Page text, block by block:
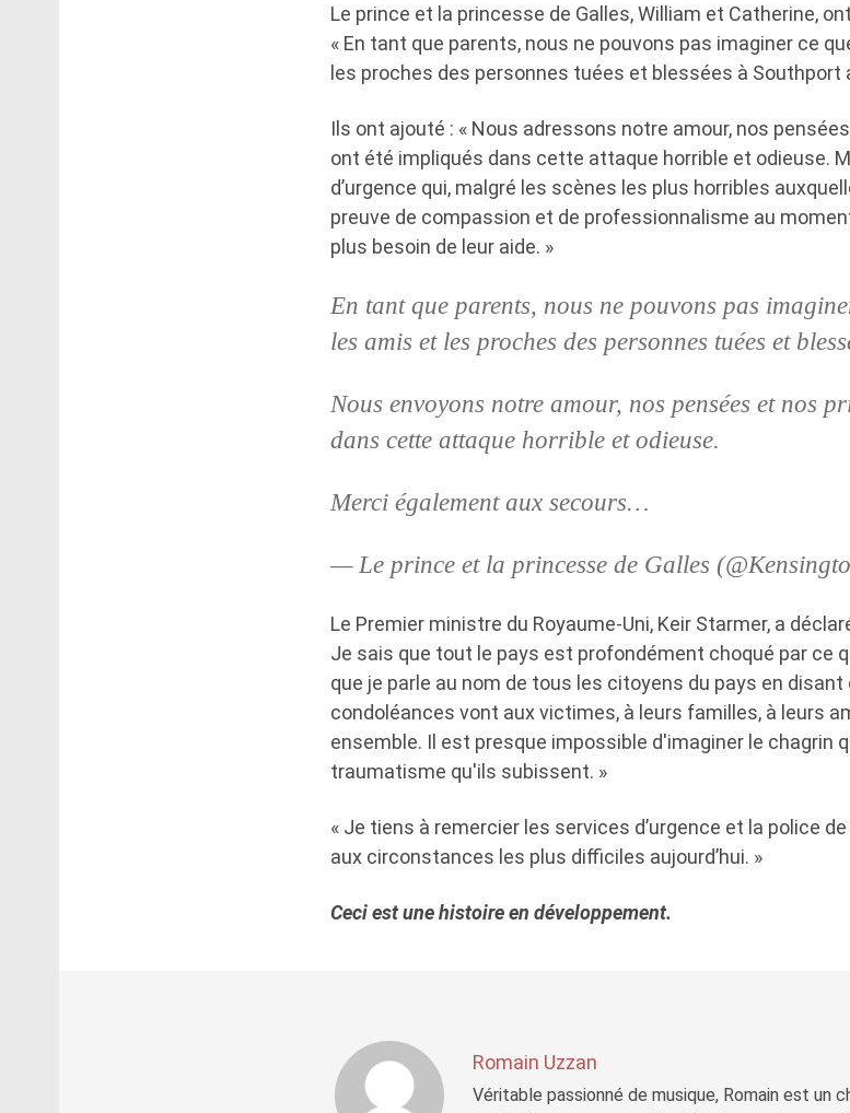
Le prince et la princesse de Galles, William et Catherine,
« En tant que parents, nous ne pouvons pas imaginer ce
les proches des personnes tuées et blessées à Southport
Ils ont ajouté : « Nous adressons notre amour, nos
ont été impliqués dans cette attaque horrible et odieuse.
d’urgence qui, malgré les scènes les plus horribles
preuve de compassion et de professionnalisme au
plus besoin de leur aide. »
En tant que parents, nous ne pouvons pas
les amis et les proches des personnes tuées et
Nous envoyons notre amour, nos pensées et nos
dans cette attaque horrible et odieuse.
Merci également aux secours…
— Le prince et la princesse de Galles
Le Premier ministre du Royaume-Uni, Keir Starmer, a
Je sais que tout le pays est profondément choqué par ce
que je parle au nom de tous les citoyens du pays en
condoléances vont aux victimes, à leurs familles, à leurs
ensemble. Il est presque impossible d'imaginer le chagrin
traumatisme qu'ils subissent. »
« Je tiens à remercier les services d’urgence et la police
aux circonstances les plus difficiles aujourd’hui. »
Ceci est une histoire en développement.
Romain Uzzan
Véritable passionné de musique, Romain est un